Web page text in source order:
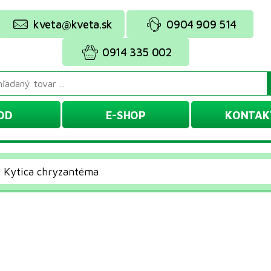
kveta@kveta.sk 0904 909 514
0914 335 002
E-SHOP
Kytica chryzantéma